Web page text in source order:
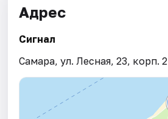
Адрес
Сигнал
Самара, ул. Лесная, 23, корп. 2